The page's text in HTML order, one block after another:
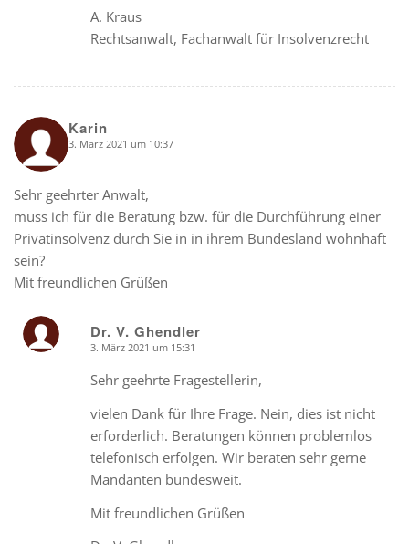
A. Kraus
Rechtsanwalt, Fachanwalt für Insolvenzrecht
Karin
says: 3. März 2021 um 10:37
Sehr geehrter Anwalt,
muss ich für die Beratung bzw. für die Durchführung einer
Privatinsolvenz durch Sie in in ihrem Bundesland wohnhaft
sein?
Mit freundlichen Grüßen
Dr. V. Ghendler
3. März 2021 um 15:31
Sehr geehrte Fragestellerin,
vielen Dank für Ihre Frage. Nein, dies ist nicht
erforderlich. Beratungen können problemlos
telefonisch erfolgen. Wir beraten sehr gerne
Mandanten bundesweit.
Mit freundlichen Grüßen